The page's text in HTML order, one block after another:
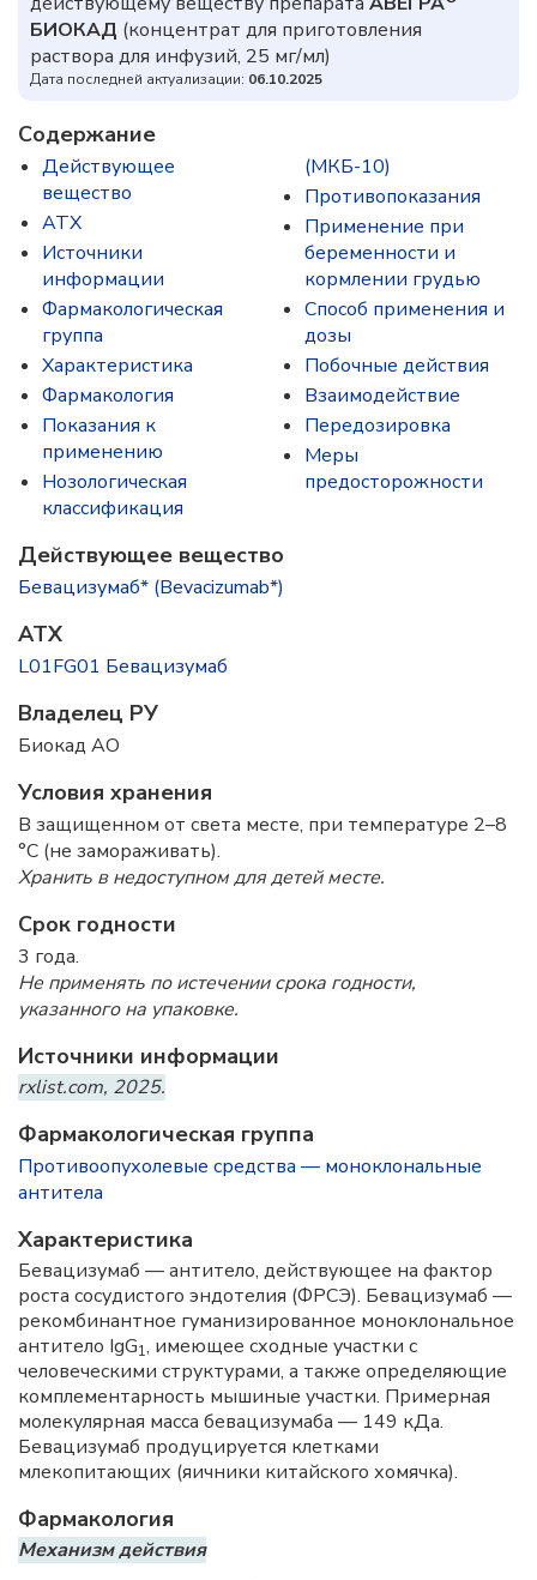
БИОКАД (концентрат для приготовления
раствора для инфузий, 25 мг/мл)
Дата последней актуализации: 06.10.2025
Содержание
Действующее
вещество
ATX
Источники
информации
Фармакологическая
группа
Характеристика
Фармакология
Показания к
применению
Нозологическая
классификация
(МКБ-10)
Противопоказания
Применение при
беременности и
кормлении грудью
Способ применения и
дозы
Побочные действия
Взаимодействие
Передозировка
Меры
предосторожности
Действующее вещество
Бевацизумаб* (Bevacizumab*)
ATX
L01FG01 Бевацизумаб
Владелец РУ
Биокад АО
Условия хранения
В защищенном от света месте, при температуре 2–8
°C (не замораживать).
Хранить в недоступном для детей месте.
Срок годности
3 года.
Не применять по истечении срока годности,
указанного на упаковке.
Источники информации
rxlist.com, 2025.
Фармакологическая группа
Противоопухолевые средства — моноклональные
антитела
Характеристика
Бевацизумаб — антитело, действующее на фактор
роста сосудистого эндотелия (ФРСЭ). Бевацизумаб —
рекомбинантное гуманизированное моноклональное
антитело IgG1, имеющее сходные участки с
человеческими структурами, а также определяющие
комплементарность мышиные участки. Примерная
молекулярная масса бевацизумаба — 149 кДа.
Бевацизумаб продуцируется клетками
млекопитающих (яичники китайского хомячка).
Фармакология
Механизм действия